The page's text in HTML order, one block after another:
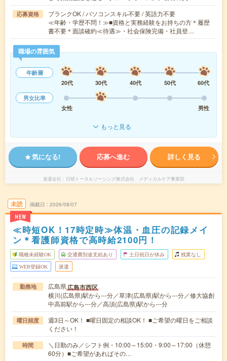
応募資格
ブランクOK / パソコンスキル不要 / 英語力不要
≪年齢・学歴不問！≫■資格と実務経験をお持ちの方＊履歴
書不要＊面談確約≪待遇≫・社会保険完備・社員登…
職場の雰囲気
年齢層
20代
30代 40代 50代
60代
男女比率
女性
男性
もっと見る
気になる! 応募へ進む 詳しく見る
派遣会社 日研トータルソーシング株式会社 メディカルケア事業部
未読
NEW
掲載日 2026/08/07
≪時短OK！17時定時≫体温・血圧の記録メイ
ン＊看護師資格で高時給2100円！
職種未経験OK 交通費別途支給あり 土日祝日が休み 残業なし
WEB登録OK 派遣
勤務地 広島県広島市西区
横川(広島県)駅から---分／草津(広島県)駅から---分／修大協創
中高前駅から---分／高須(広島県)駅から---分
曜日頻度
週3日～OK！ ■曜日固定の相談OK！ ■ご希望の曜日をご相談
ください！
時間
＼日勤のみ／シフト例・10:00～15:00・9:00～17:00（休憩
60分）■ご希望があればその…